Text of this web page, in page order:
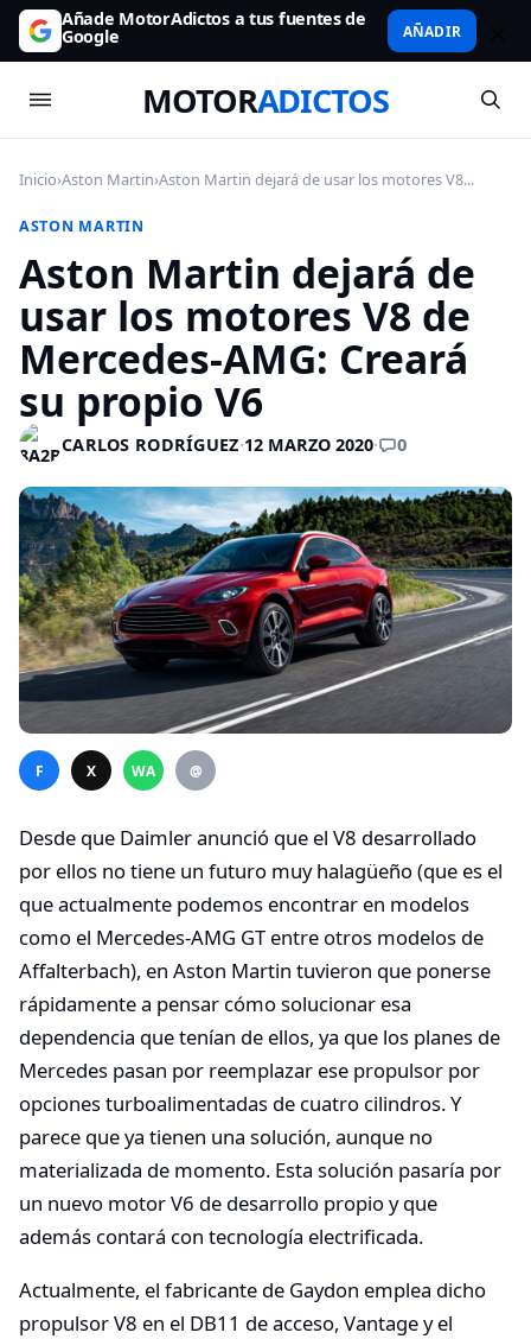
Añade MotorAdictos a tus fuentes de
Google AÑADIR
MOTORADICTOS
Inicio›Aston Martin›Aston Martin dejará de usar los motores V8...
ASTON MARTIN
Aston Martin dejará de
usar los motores V8 de
Mercedes-AMG: Creará
su propio V6
CARLOS RODRÍGUEZ·12 MARZO 2020· 0
F X WA @
Desde que Daimler anunció que el V8 desarrollado
por ellos no tiene un futuro muy halagüeño (que es el
que actualmente podemos encontrar en modelos
como el Mercedes-AMG GT entre otros modelos de
Affalterbach), en Aston Martin tuvieron que ponerse
rápidamente a pensar cómo solucionar esa
dependencia que tenían de ellos, ya que los planes de
Mercedes pasan por reemplazar ese propulsor por
opciones turboalimentadas de cuatro cilindros. Y
parece que ya tienen una solución, aunque no
materializada de momento. Esta solución pasaría por
un nuevo motor V6 de desarrollo propio y que
además contará con tecnología electrificada.
Actualmente, el fabricante de Gaydon emplea dicho
propulsor V8 en el DB11 de acceso, Vantage y el